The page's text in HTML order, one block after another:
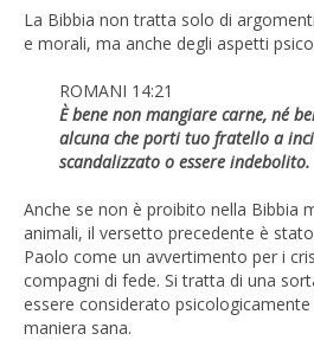
La Bibbia non tratta solo di
e morali, ma anche degli aspetti
ROMANI 14:21
È bene non mangiare carne, né
alcuna che porti tuo fratello a
scandalizzato o essere indebolito.
Anche se non è proibito nella Bibbia
animali, il versetto precedente è
Paolo come un avvertimento per i
compagni di fede. Si tratta di una
essere considerato
maniera sana.